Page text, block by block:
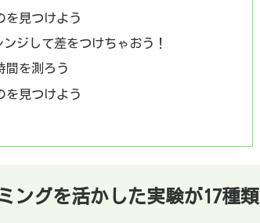
を見つけよう
ジして差をつけちゃおう！
間を測ろう
を見つけよう
ングを活かした実験が17種類